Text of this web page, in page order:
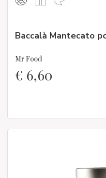
Baccalà Mantecato
Mr Food
€ 6,60